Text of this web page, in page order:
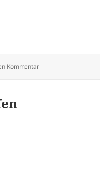
Kommentarzu Sängerfest in